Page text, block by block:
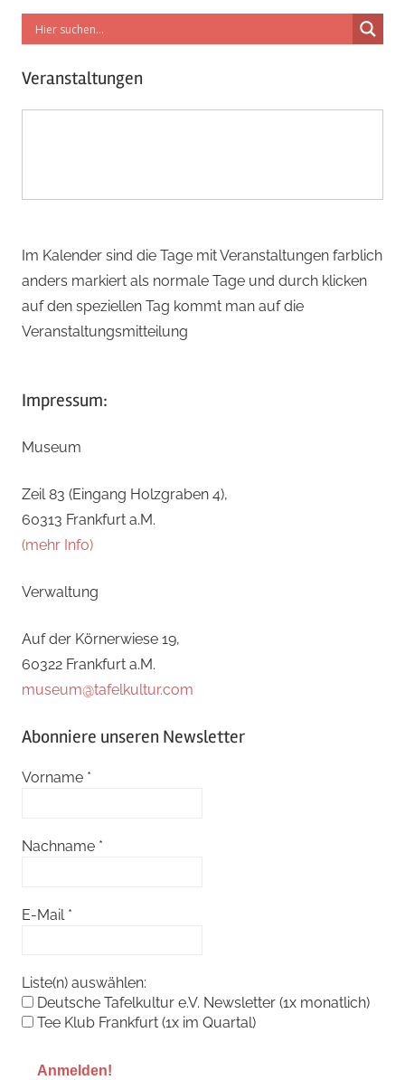
Veranstaltungen
Im Kalender sind die Tage mit Veranstaltungen farblich
anders markiert als normale Tage und durch klicken
auf den speziellen Tag kommt man auf die
Veranstaltungsmitteilung
Impressum:
Museum
Zeil 83 (Eingang Holzgraben 4),
60313 Frankfurt a.M.
(mehr Info)
Verwaltung
Auf der Körnerwiese 19,
60322 Frankfurt a.M.
museum@tafelkultur.com
Abonniere unseren Newsletter
Vorname *
Nachname *
E-Mail *
Liste(n) auswählen:
Deutsche Tafelkultur e.V. Newsletter (1x monatlich)
Tee Klub Frankfurt (1x im Quartal)